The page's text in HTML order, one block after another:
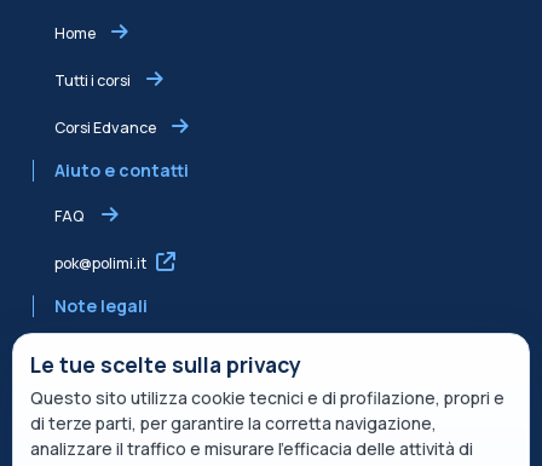
Home
Tutti i corsi
Corsi Edvance
Aiuto e contatti
FAQ
pok@polimi.it
Note legali
Informativa condivisa Edvance per il trattamento dei dati
Termini di servizio
Le tue scelte sulla privacy
Questo sito utilizza cookie tecnici e di profilazione, propri e
di terze parti, per garantire la corretta navigazione,
analizzare il traffico e misurare l’efficacia delle attività di